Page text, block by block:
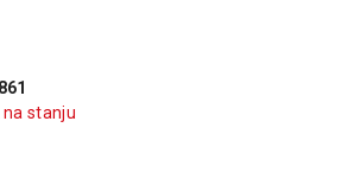
na stanju